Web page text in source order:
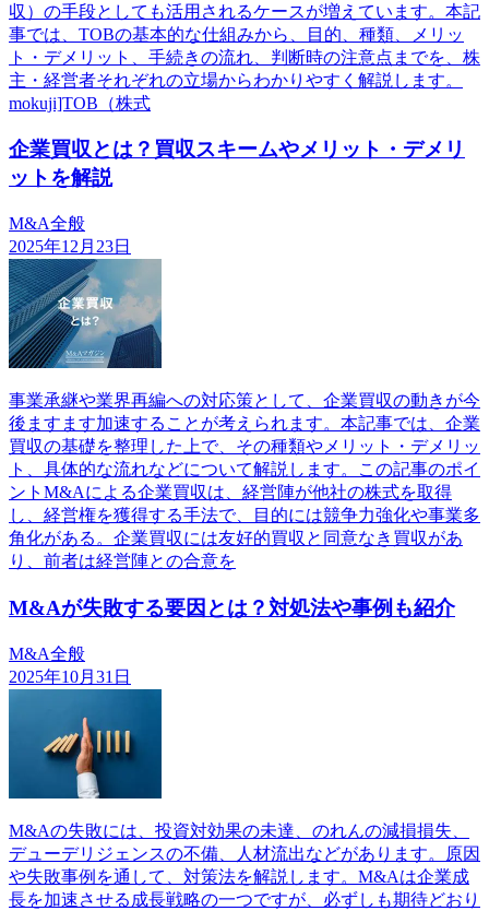
収）の手段としても活用されるケースが増えています。本記
事では、TOBの基本的な仕組みから、目的、種類、メリッ
ト・デメリット、手続きの流れ、判断時の注意点までを、株
主・経営者それぞれの立場からわかりやすく解説します。
mokuji]TOB（株式
企業買収とは？買収スキームやメリット・デメリ
ットを解説
M&A全般
2025年12月23日
事業承継や業界再編への対応策として、企業買収の動きが今
後ますます加速することが考えられます。本記事では、企業
買収の基礎を整理した上で、その種類やメリット・デメリッ
ト、具体的な流れなどについて解説します。この記事のポイ
ントM&Aによる企業買収は、経営陣が他社の株式を取得
し、経営権を獲得する手法で、目的には競争力強化や事業多
角化がある。企業買収には友好的買収と同意なき買収があ
り、前者は経営陣との合意を
M&Aが失敗する要因とは？対処法や事例も紹介
M&A全般
2025年10月31日
M&Aの失敗には、投資対効果の未達、のれんの減損損失、
デューデリジェンスの不備、人材流出などがあります。原因
や失敗事例を通して、対策法を解説します。M&Aは企業成
長を加速させる成長戦略の一つですが、必ずしも期待どおり